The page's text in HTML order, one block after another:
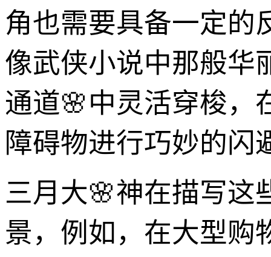
角也需要具备一定的
像武侠小说中那般华
通道🌸中灵活穿梭，
障碍物进行巧妙的闪
三月大🌸神在描写这
景，例如，在大型购